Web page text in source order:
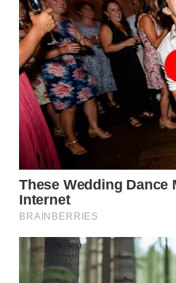
WN
INDRAMAYU
WN
KUNINGAN
WN
MAJALENGKA
WN
SUBANG
WN
SUKABUMI